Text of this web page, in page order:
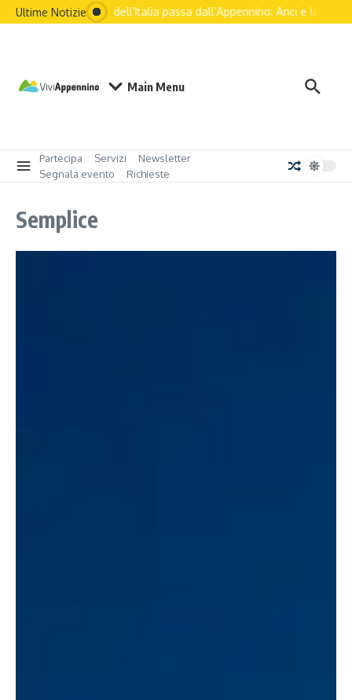
Ultime NotizieIl futuro dell’Italia passa dall’Appennino: Anci e le
Main Menu
Partecipa Servizi
Newsletter
Segnala evento
Richieste
Semplice